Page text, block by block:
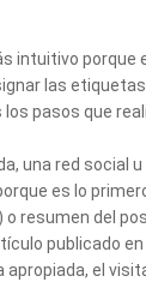
intuitivo
las
pasos que
una red social
es lo
resumen del
publicado
apropiada, el